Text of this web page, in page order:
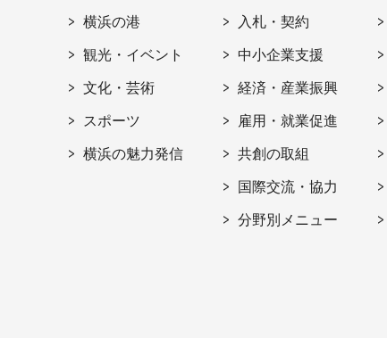
横浜の港
観光・イベント
文化・芸術
スポーツ
横浜の魅力発信
入札・契約
中小企業支援
経済・産業振興
雇用・就業促進
共創の取組
国際交流・協力
分野別メニュー